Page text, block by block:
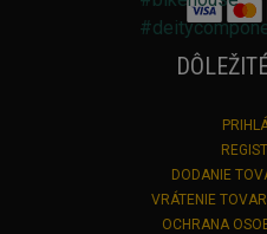
DODANIE
VRÁTENIE
OCHRANA